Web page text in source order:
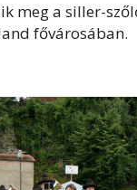
meg a siller-
fővárosában.